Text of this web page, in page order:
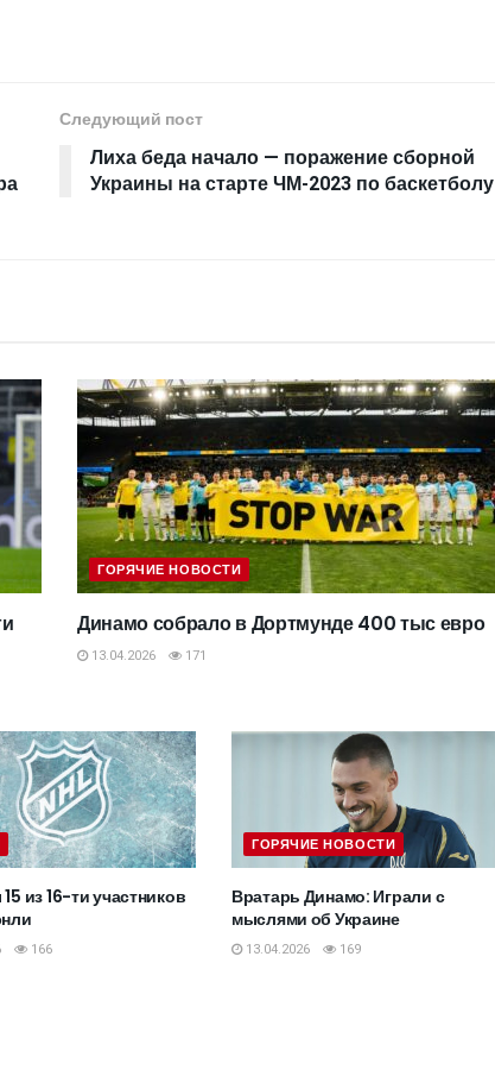
Следующий пост
Лиха беда начало — поражение сборной
Украины на старте ЧМ-2023 по баскетболу
ГОРЯЧИЕ НОВОСТИ
Динамо собрало в Дортмунде 400 тыс евро
13.04.2026 171
из 16-ти участников
166
ГОРЯЧИЕ НОВОСТИ
Вратарь Динамо: Играли с
мыслями об Украине
13.04.2026 169